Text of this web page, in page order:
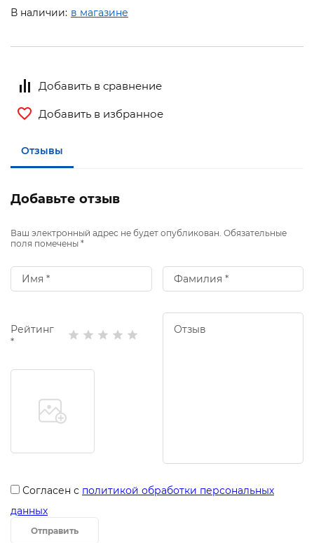
В наличии: в магазине
Добавить в сравнение
Добавить в избранное
Отзывы
Добавьте отзыв
Ваш электронный адрес не будет опубликован. Обязательные
поля помечены *
Рейтинг
*
Согласен с политикой обработки персональных
данных
Отправить